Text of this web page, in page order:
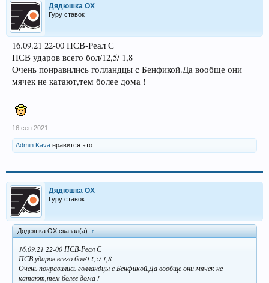
Дядюшка ОХ
Гуру ставок
16.09.21 22-00 ПСВ-Реал С
ПСВ ударов всего бол/12,5/ 1,8
Очень понравились голландцы с Бенфикой.Да вообще они
мячек не катают,тем более дома !
16 сен 2021
Admin Kava нравится это.
Дядюшка ОХ
Гуру ставок
Дядюшка ОХ сказал(а): ↑
16.09.21 22-00 ПСВ-Реал С
ПСВ ударов всего бол/12,5/ 1,8
Очень понравились голландцы с Бенфикой.Да вообще они мячек не
катают,тем более дома !